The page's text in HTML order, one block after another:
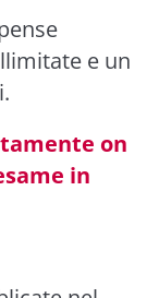
e un
on
in